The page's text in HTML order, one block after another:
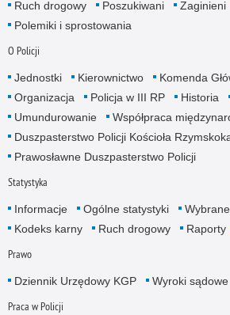
Ruch drogowy
Poszukiwani Zaginieni
Polemiki i sprostowania
O Policji
Jednostki Kierownictwo
Komenda
Organizacja
Policja w III RP Historia
Umundurowanie
Współpraca
Duszpasterstwo Policji Kościoła
Prawosławne Duszpasterstwo Policji
Statystyka
Informacje Ogólne statystyki
Kodeks karny
Ruch drogowy Raporty
Prawo
Dziennik Urzędowy KGP Wyroki sądowe
Praca w Policji